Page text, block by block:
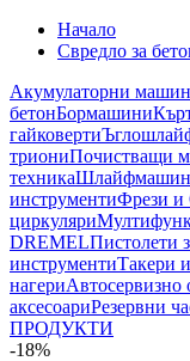
Начало
Свредло за
Акумулаторни
бетонБормашини
гайковерти
триониПочистващи
техника
инструментиФрези и
циркуляри
DREMELПистолети
инструментиТакери
нагериАвтосервизно
аксесоариРезервни
ПРОДУКТИ
-18%